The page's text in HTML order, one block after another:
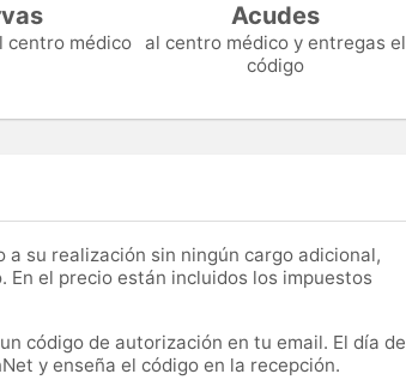
centro médico
Acudes
al centro médico y entregas el
código
su realización sin ningún cargo adicional,
En el precio están incluidos los impuestos
código de autorización en tu email. El día de
y enseña el código en la recepción.